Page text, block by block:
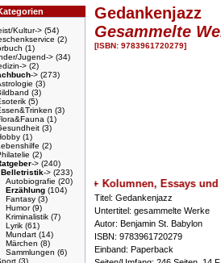
Kultur-> (54)
(2)
(1)
Jugend-> (34)
> (2)
-> (273)
(3)
(3)
(5)
(3)
(1)
(3)
(1)
(2)
(2)
-> (240)
Belletristik-> (233)
Autobiografie (20)
Erzählung (104)
Fantasy (3)
Humor(9)
Kriminalistik (7)
Lyrik (61)
Mundart (14)
Märchen (8)
Sammlungen (6)
(3)
Gedankenjazz
Gesammelte
[ISBN: 9783961720279]
+ + + Kolumnen, Essays und anderes
Titel: Gedankenjazz
Untertitel: gesammelte Werke
Autor: Benjamin St. Babylon
ISBN: 9783961720279
Einband: Paperback